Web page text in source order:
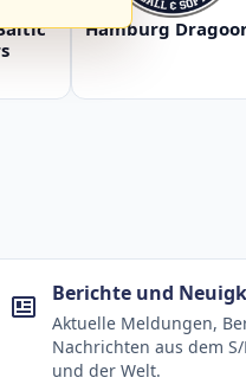
Hamburg
Berichte und
Aktuelle Meldungen,
Nachrichten aus dem
und der Welt.